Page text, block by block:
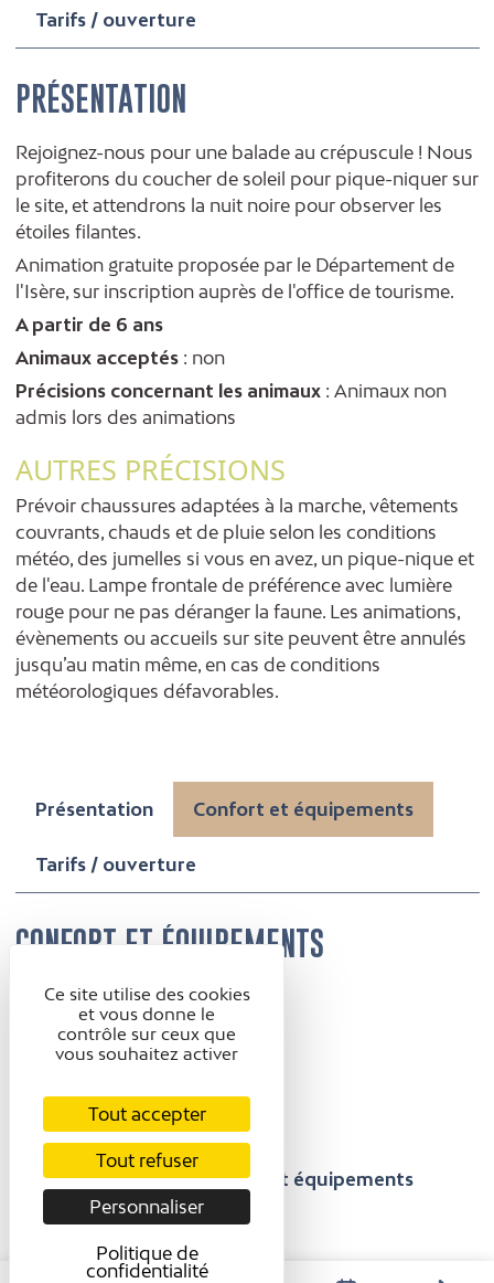
Tarifs / ouverture
PRÉSENTATION
Rejoignez-nous pour une balade au crépuscule ! Nous
profiterons du coucher de soleil pour pique-niquer sur
le site, et attendrons la nuit noire pour observer les
étoiles filantes.
Animation gratuite proposée par le Département de
l'Isère, sur inscription auprès de l'office de tourisme.
A partir de 6 ans
Animaux acceptés: non
Précisions concernant les animaux: Animaux non
admis lors des animations
AUTRES PRÉCISIONS
Prévoir chaussures adaptées à la marche, vêtements
couvrants, chauds et de pluie selon les conditions
météo, des jumelles si vous en avez, un pique-nique et
de l'eau. Lampe frontale de préférence avec lumière
rouge pour ne pas déranger la faune. Les animations,
évènements ou accueils sur site peuvent être annulés
jusqu’au matin même, en cas de conditions
météorologiques défavorables.
Présentation Confort et équipements
Tarifs / ouverture
CONFORT ET ÉQUIPEMENTS
Accessibilité
Non accessible en
fauteuil roulant
Présentation Confort et équipements
Ce site utilise des cookies
et vous donne le
contrôle sur ceux que
vous souhaitez activer
Tout accepter
Tout refuser
Personnaliser
Politique de
confidentialité